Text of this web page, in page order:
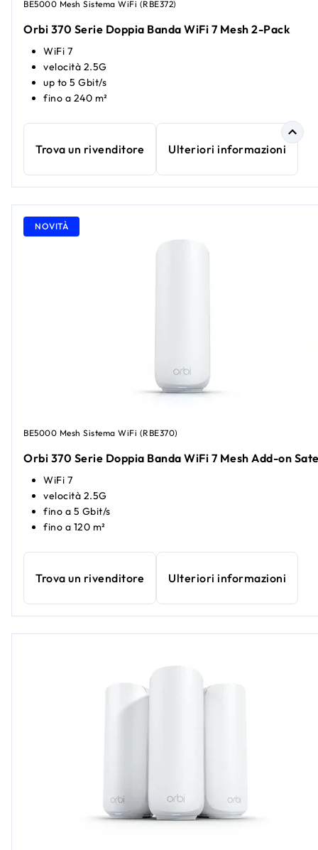
BE5000 Mesh Sistema WiFi (RBE372)
Orbi 370 Serie Doppia Banda WiFi 7 Mesh 2-Pack
WiFi 7
velocità 2.5G
up to 5 Gbit/s
fino a 240 m²
Trova un rivenditore Ulteriori informazioni
NOVITÀ
BE5000 Mesh Sistema WiFi (RBE370)
Orbi 370 Serie Doppia Banda WiFi 7 Mesh Add-on
WiFi 7
velocità 2.5G
fino a 5 Gbit/s
fino a 120 m²
Trova un rivenditore Ulteriori informazioni